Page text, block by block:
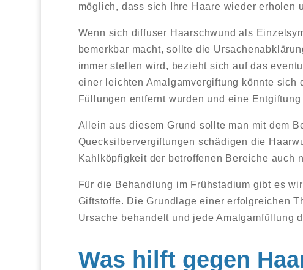
möglich, dass sich Ihre Haare wieder erholen
Wenn sich diffuser Haarschwund als
bemerkbar macht, sollte die
immer stellen wird, bezieht sich auf das
einer leichten Amalgamvergiftung könnte
Füllungen entfernt wurden und eine
Allein aus diesem Grund sollte man mit dem
Quecksilbervergiftungen schädigen die
Kahlköpfigkeit der betroffenen Bereiche auch
Für die Behandlung im Frühstadium gibt es
Giftstoffe. Die Grundlage einer erfolgreichen
Ursache behandelt und jede Amalgamfüllung
Was hilft gegen